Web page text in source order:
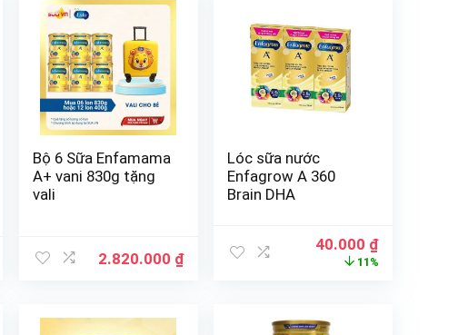
Bộ 6 Sữa Enfamama
A+ vani 830g tặng
vali
2.820.000 ₫
Lóc sữa nước
Enfagrow A 360
Brain DHA
40.000 ₫
11%